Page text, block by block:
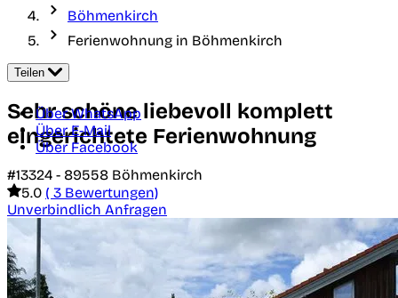
Böhmenkirch
Ferienwohnung in Böhmenkirch
Teilen
Über WhatsApp
Über E-Mail
Über Facebook
Sehr schöne liebevoll komplett
eingerichtete Ferienwohnung
#13324 - 89558 Böhmenkirch
5.0 ( 3 Bewertungen)
Unverbindlich Anfragen